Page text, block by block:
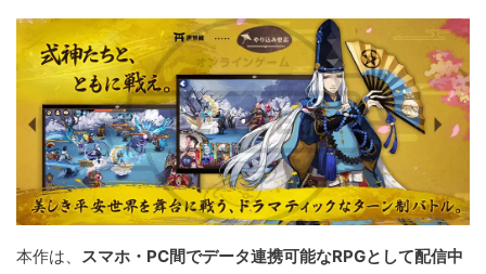
本作は、 スマホ・PC間でデータ連携可能なRPGとして配信中